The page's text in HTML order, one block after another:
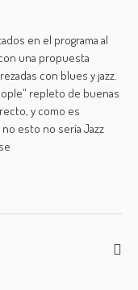
en el programa al
una propuesta
con blues y jazz.
repleto de buenas
y como es
esto no sería Jazz